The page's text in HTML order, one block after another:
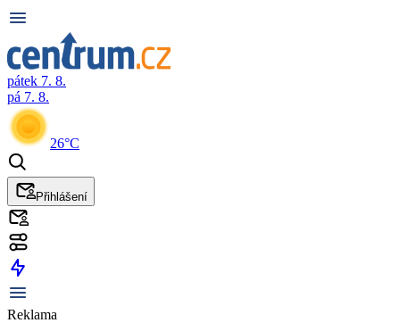
pátek 7. 8.
pá 7. 8.
26°C
Přihlášení
Reklama